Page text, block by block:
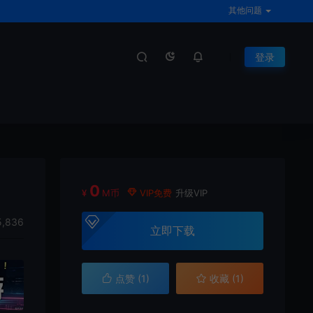
其他问题
登录
¥ 0 M币 VIP免费 升级VIP
立即下载
点赞 (1) 收藏 (1)